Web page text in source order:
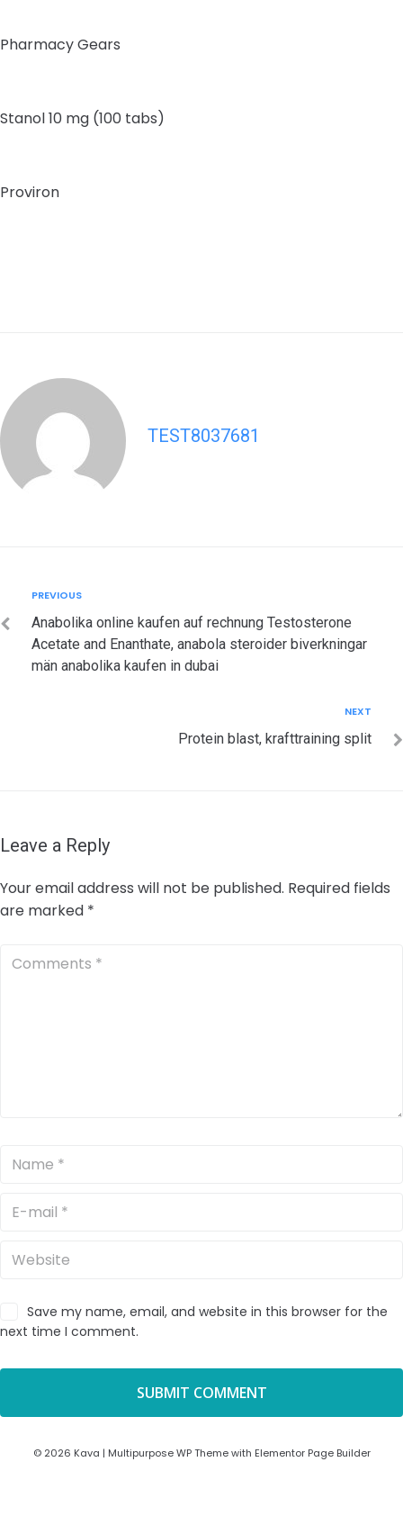
Pharmacy Gears
Stanol 10 mg (100 tabs)
Proviron
TEST8037681
navigation
Previous
PREVIOUS
Anabolika online kaufen auf rechnung Testosterone
Acetate and Enanthate, anabola steroider biverkningar
män anabolika kaufen in dubai
NEXT
Protein blast, krafttraining split
Leave a Reply
Your email address will not be published. Required fields
are marked *
Save my name, email, and website in this browser for the
next time I comment.
© 2026 Kava | Multipurpose WP Theme with Elementor Page Builder